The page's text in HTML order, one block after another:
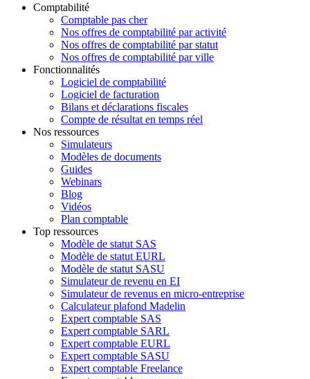
Comptabilité
Comptable pas cher
Nos offres de comptabilité par activité
Nos offres de comptabilité par statut
Nos offres de comptabilité par ville
Fonctionnalités
Logiciel de comptabilité
Logiciel de facturation
Bilans et déclarations fiscales
Compte de résultat en temps réel
Nos ressources
Simulateurs
Modèles de documents
Guides
Webinars
Blog
Vidéos
Plan comptable
Top ressources
Modèle de statut SAS
Modèle de statut EURL
Modèle de statut SASU
Simulateur de revenu en EI
Simulateur de revenus en micro-entreprise
Calculateur plafond Madelin
Expert comptable SAS
Expert comptable SARL
Expert comptable EURL
Expert comptable SASU
Expert comptable Freelance